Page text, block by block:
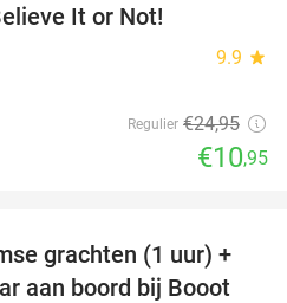
It or Not!
9.9 star
Regulier €24,95
€10,95
38%
grachten (1 uur) +
aan boord bij Booot